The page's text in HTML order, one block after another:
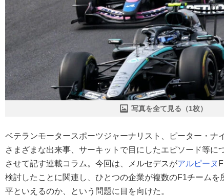
写真を全て見る（1枚）
ベテランモータースポーツジャーナリスト、ピーター・ナ
さまざまな出来事、サーキットで目にしたエピソード等に
させて記す連載コラム。今回は、メルセデスがアルピーヌ
検討したことに関連し、ひとつの企業が複数のF1チームを
平といえるのか、という問題に目を向けた。